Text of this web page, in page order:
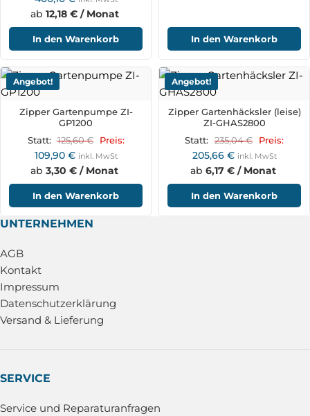
ab 12,18 € / Monat
In den Warenkorb In den Warenkorb
Angebot!
Zipper Gartenpumpe ZI-
GP1200
Statt: 125,60€ Preis:
109,90 € inkl. MwSt
ab 3,30 € / Monat
In den Warenkorb
Angebot!
Zipper Gartenhäcksler (leise)
ZI-GHAS2800
Statt: 235,04€ Preis:
205,66 € inkl. MwSt
ab 6,17 € / Monat
In den Warenkorb
UNTERNEHMEN
AGB
Kontakt
Impressum
Datenschutzerklärung
Versand & Lieferung
SERVICE
Service und Reparaturanfragen